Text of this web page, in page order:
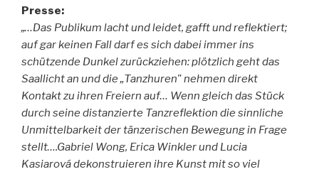
Presse:
„…Das Publikum lacht und leidet, gafft und reflektiert;
auf gar keinen Fall darf es sich dabei immer ins
schützende Dunkel zurückziehen: plötzlich geht das
Saallicht an und die „Tanzhuren" nehmen direkt
Kontakt zu ihren Freiern auf… Wenn gleich das Stück
durch seine distanzierte Tanzreflektion die sinnliche
Unmittelbarkeit der tänzerischen Bewegung in Frage
stellt….Gabriel Wong, Erica Winkler und Lucia
Kasiarová dekonstruieren ihre Kunst mit so viel